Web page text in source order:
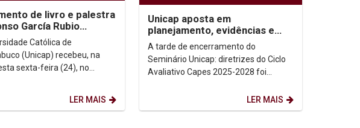
de livro e palestra
García Rubio
reflexão sobre fé,
esperança
Católica de
(Unicap) recebeu, na
sexta-feira (24), no
LER MAIS
Unicap aposta em
planejamento, evidências e
impacto social para fortalecer
pós-graduação
A tarde de encerramento do
Seminário Unicap: diretrizes do Ciclo
Avaliativo Capes 2025-2028 foi
LER MAIS